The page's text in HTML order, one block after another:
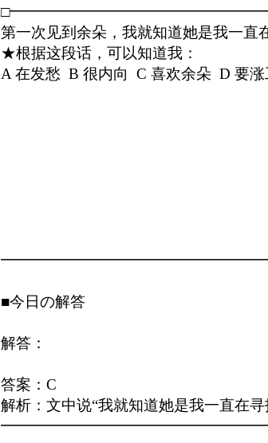
第一次见到余朵，我就知道她是我一直
★根据这段话，可以知道我：
A 在发愁  B 很内向  C 喜欢余朵  D 要涨
■今日の解答
解答：
答案：C
解析：文中说“我就知道她是我一直在